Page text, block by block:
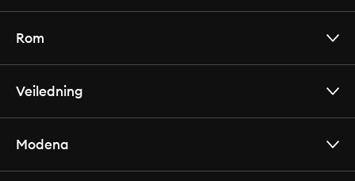
Rom
Veiledning
Modena